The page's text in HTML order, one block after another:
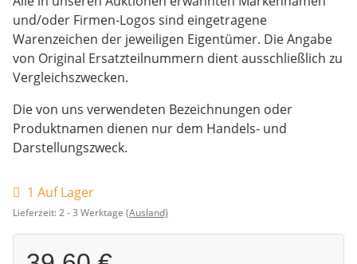
und/oder Firmen-Logos sind eingetragene
Warenzeichen der jeweiligen Eigentümer. Die Angabe
von Original Ersatzteilnummern dient ausschließlich zu
Vergleichszwecken.
Die von uns verwendeten Bezeichnungen oder
Produktnamen dienen nur dem Handels- und
Darstellungszweck.
1 Auf Lager
Lieferzeit:2 - 3 Werktage (Ausland)